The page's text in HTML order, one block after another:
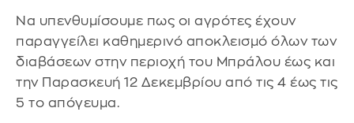
Να υπενθυμίσουμε πως οι αγρότες έχουν
παραγγείλει καθημερινό αποκλεισμό όλων των
διαβάσεων στην περιοχή του Μπράλου έως και
την Παρασκευή 12 Δεκεμβρίου από τις 4 έως τις
5 το απόγευμα.